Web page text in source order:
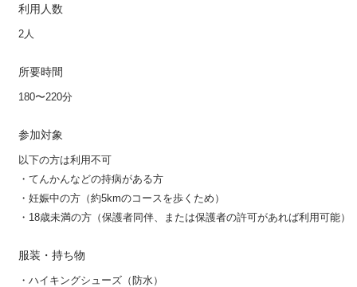
利用人数
2人
所要時間
180〜220分
参加対象
以下の方は利用不可
・てんかんなどの持病がある方
・妊娠中の方（約5kmのコースを歩くため）
・18歳未満の方（保護者同伴、または保護者の許可があれば利用可能）
服装・持ち物
・ハイキングシューズ（防水）